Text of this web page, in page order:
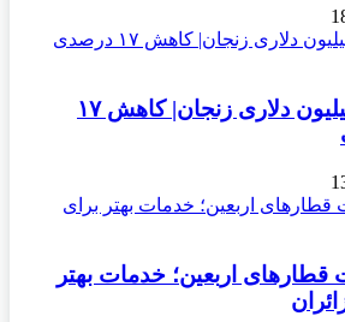
صادرات ۳۴۸ میلیون دلاری زنجان| ‌کاهش ۱۷
اربعین؛ خدمات بهتر